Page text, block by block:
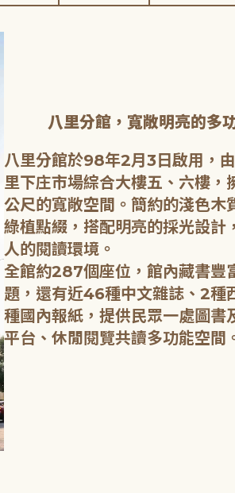
八里分館，寬敞明亮的多
八里分館於98年2月3日啟用，
里下庄市場綜合大樓五、六樓，
公尺的寬敞空間。簡約的淺色木
綠植點綴，搭配明亮的採光設計
人的閱讀環境。
全館約287個座位，館內藏書豐
題，還有近46種中文雜誌、2種
種國內報紙，提供民眾一處圖書